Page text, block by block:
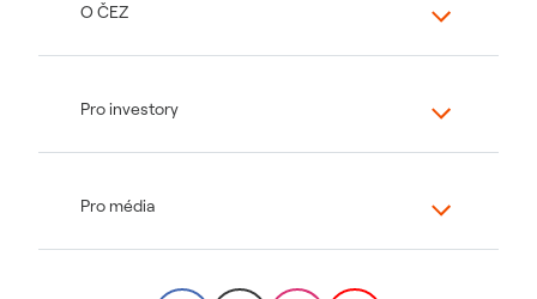
O ČEZ
Pro investory
Pro média